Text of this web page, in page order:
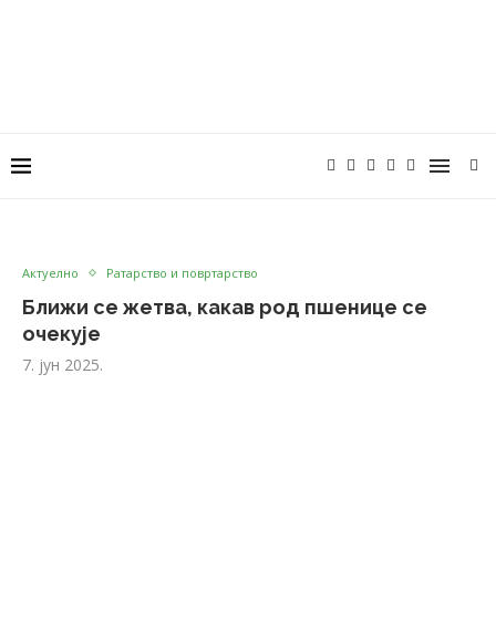
Актуелно Ратарство и повртарство
Ближи се жетва, какав род пшенице се
очекује
7. јун 2025.